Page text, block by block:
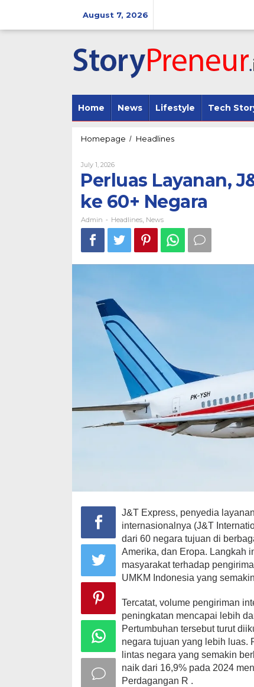
August 7, 2026
Home News Lifestyle Tech
Homepage / HeadlinesPerluas
Terima
Pengiriman
ke
60+
July 1, 2026By
Admin
Perluas Layanan,
ke 60+ Negara
Admin - Headlines News
J&T Express, penyedia
internasionalnya (J&T
dari 60 negara tujuan di
Amerika, dan Eropa. Langkah
masyarakat terhadap
UMKM Indonesia yang
Tercatat, volume pengiriman
peningkatan mencapai lebih
Pertumbuhan tersebut turut
negara tujuan yang lebih luas.
lintas negara yang semakin
naik dari 16,9% pada 2024
Perdagangan R .